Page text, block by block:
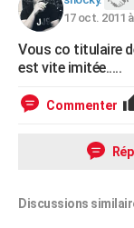
S'inscrire
Se connecter
Lycées
Collèges
Primaires
Universités
Entreprises
Service militaire
Avis de recherche
AVIS DE DÉCÈS
FORUM
Bricolage
Lifestyle
Culture
Sport
Auto
Television
Voyage
Cinema
17 oct. 2011
Vous co titulaire
est vite imitée.....
Commenter
Discussions